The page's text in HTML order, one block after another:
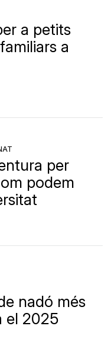
a petits
a
per
podem
nadó més
el 2025